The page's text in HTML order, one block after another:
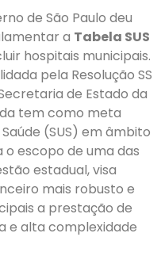
de São Paulo deu
a Tabela SUS
hospitais municipais.
pela Resolução SS
de Estado da
tem como meta
(SUS) em âmbito
o escopo de uma das
estadual, visa
mais robusto e
a prestação de
e alta complexidade